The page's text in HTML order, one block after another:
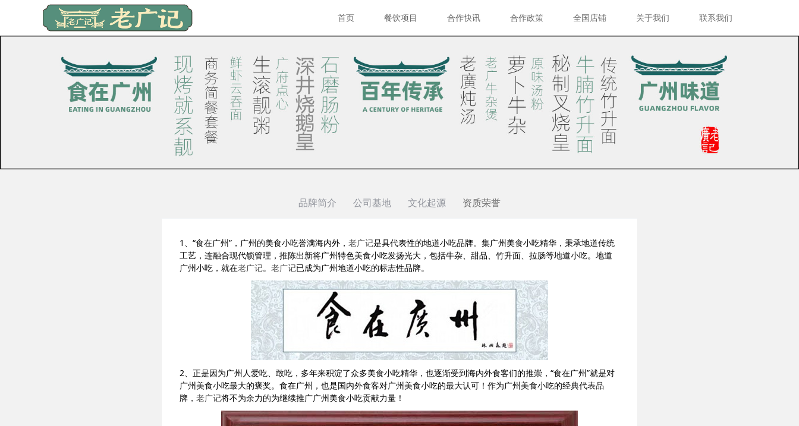
首页 餐饮项目 合作快讯 合作政策 全国店铺 关于我们 联系我们
品牌简介 公司基地 文化起源 资质荣誉
1、“食在广州”，广州的美食小吃誉满海内外， 老广记是具代表性的地道小吃品牌。集广州美食小吃精华，秉承地道传统
工艺，连融合现代锁管理，推陈出新将广州特色美食小吃发扬光大，包括牛杂、甜品、竹升面、拉肠等地道小吃。地道
广州小吃，就在老广记。 老广记已成为广州地道小吃的标志性品牌。
2、正是因为广州人爱吃、敢吃，多年来积淀了众多美食小吃精华，也逐渐受到海内外食客们的推崇，“食在广州”就是对
广州美食小吃最大的褒奖。食在广州，也是国内外食客对广州美食小吃的最大认可！作为广州美食小吃的经典代表品
牌， 老广记将不为余力的为继续推广广州美食小吃贡献力量！